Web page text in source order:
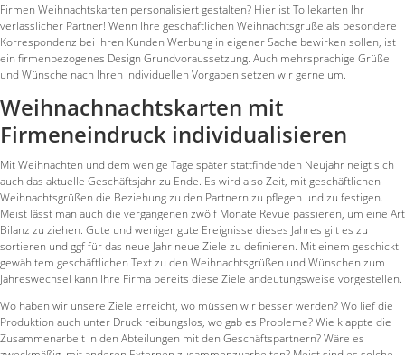
Firmen Weihnachtskarten personalisiert gestalten? Hier ist Tollekarten Ihr
verlässlicher Partner! Wenn Ihre geschäftlichen Weihnachtsgrüße als besondere
Korrespondenz bei Ihren Kunden Werbung in eigener Sache bewirken sollen, ist
ein firmenbezogenes Design Grundvoraussetzung. Auch mehrsprachige Grüße
und Wünsche nach Ihren individuellen Vorgaben setzen wir gerne um.
Weihnachnachtskarten mit
Firmeneindruck individualisieren
Mit Weihnachten und dem wenige Tage später stattfindenden Neujahr neigt sich
auch das aktuelle Geschäftsjahr zu Ende. Es wird also Zeit, mit geschäftlichen
Weihnachtsgrüßen die Beziehung zu den Partnern zu pflegen und zu festigen.
Meist lässt man auch die vergangenen zwölf Monate Revue passieren, um eine Art
Bilanz zu ziehen. Gute und weniger gute Ereignisse dieses Jahres gilt es zu
sortieren und ggf für das neue Jahr neue Ziele zu definieren. Mit einem geschickt
gewähltem geschäftlichen Text zu den Weihnachtsgrüßen und Wünschen zum
Jahreswechsel kann Ihre Firma bereits diese Ziele andeutungsweise vorgestellen.
Wo haben wir unsere Ziele erreicht, wo müssen wir besser werden? Wo lief die
Produktion auch unter Druck reibungslos, wo gab es Probleme? Wie klappte die
Zusammenarbeit in den Abteilungen mit den Geschäftspartnern? Wäre es